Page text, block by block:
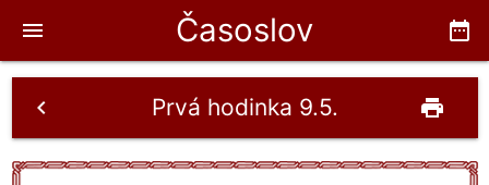
Časoslov date_range
menu
Prvá hodinka 9.5.
chevron_left print